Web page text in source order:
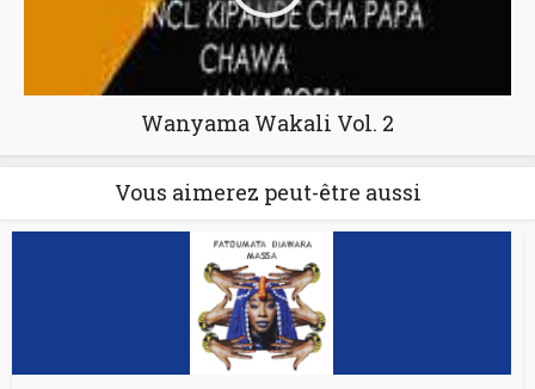
Wanyama Wakali Vol. 2
Vous aimerez peut-être aussi